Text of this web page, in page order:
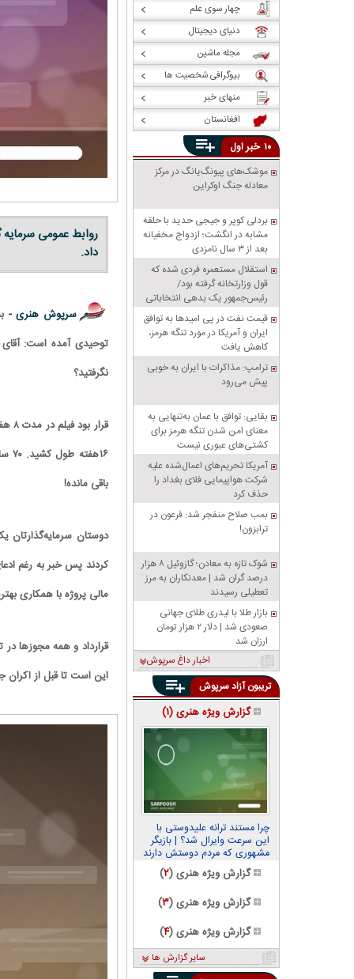
روابط عمومی
داد.
سرپوش هنری -
نگرفتید؟
باقی مانده!
کردند پس خبر به رغم
مالی پروژه با همکاری
قرارداد و همه مجوزها
این است تا قبل از اکران
چهار سوی علم
دنیای دیجیتال
مجله ماشین
بیوگرافی شخصیت ها
منهای خبر
افغانستان
۱۰ خبراول
موشک‌های پیونگ‌یانگ در مرکز
معادله جنگ اوکراین
بردلی کوپر و جیجی حدید با حلقه‌
مشابه در انگشت؛ ازدواج مخفیانه
بعد از ۳ سال نامزدی
استقلال مستعمره فردی شده که
قول وزارتخانه گرفته بود/
رئیس‌جمهور یک بدهی انتخاباتی
داشت، باشگاه را به او داد!
قیمت نفت در پی امیدها به توافق
ایران و آمریکا در مورد تنگه هرمز،
کاهش یافت
ترامپ: مذاکرات با ایران به خوبی
پیش می‌رود
بقایی: توافق با عمان به‌تنهایی به
معنای امن شدن تنگه هرمز برای
کشتی‌های عبوری نیست
آمریکا تحریم‌های اعمال‌شده علیه
شرکت هواپیمایی فلای بغداد را
حذف کرد
بمب صلاح منفجر شد: فرعون در
ترابزون!
شوک تازه به معادن؛ گازوئیل ۸ هزار
درصد گران شد | معدنکاران به مرز
تعطیلی رسیدند
بازار طلا با لیدری طلای جهانی
صعودی شد | دلار ۲ هزار تومان
ارزان شد
اخبار داغ سرپوش
تریبون آزاد سرپوش
گزارش ویژه هنری (۱)
چرا مستند ترانه علیدوستی با
این سرعت وایرال شد؟ | بازیگر
مشهوری که مردم دوستش دارند
گزارش ویژه هنری (۲)
گزارش ویژه هنری (۳)
گزارش ویژه هنری (۴)
سایر گزارش ها